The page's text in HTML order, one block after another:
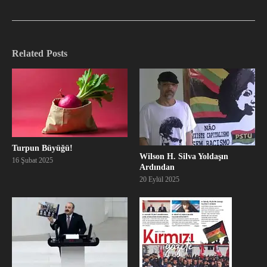
Related Posts
Turpun Büyüğü!
16 Şubat 2025
Wilson H. Silva Yoldaşın
Ardından
20 Eylül 2025